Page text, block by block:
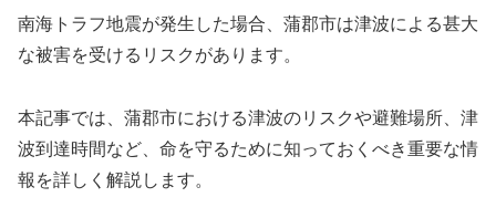
南海トラフ地震が発生した場合、蒲郡市は津波による甚大
な被害を受けるリスクがあります。
本記事では、蒲郡市における津波のリスクや避難場所、津
波到達時間など、命を守るために知っておくべき重要な情
報を詳しく解説します。